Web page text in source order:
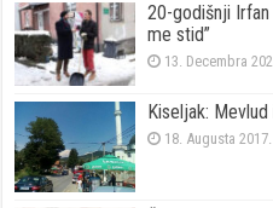
20-godišnji
me stid”
13. Decembra
Kiseljak:
18. Augusta 2017.